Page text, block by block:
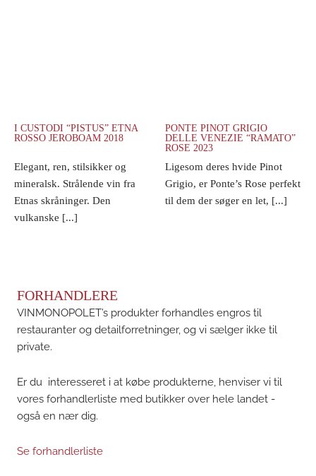
I CUSTODI “PISTUS” ETNA
ROSSO JEROBOAM 2018
Elegant, ren, stilsikker og
mineralsk. Strålende vin fra
Etnas skråninger. Den
vulkanske [...]
PONTE PINOT GRIGIO
DELLE VENEZIE “RAMATO”
ROSE 2023
Ligesom deres hvide Pinot
Grigio, er Ponte’s Rose perfekt
til dem der søger en let, [...]
FORHANDLERE
VINMONOPOLET’s produkter forhandles engros til
restauranter og detailforretninger, og vi sælger ikke til
private.
Er du interesseret i at købe produkterne, henviser vi til
vores forhandlerliste med butikker over hele landet -
også en nær dig.
Se forhandlerliste